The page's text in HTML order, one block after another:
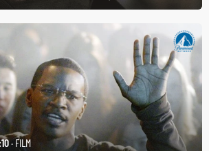
down dramatisch.
· FILM